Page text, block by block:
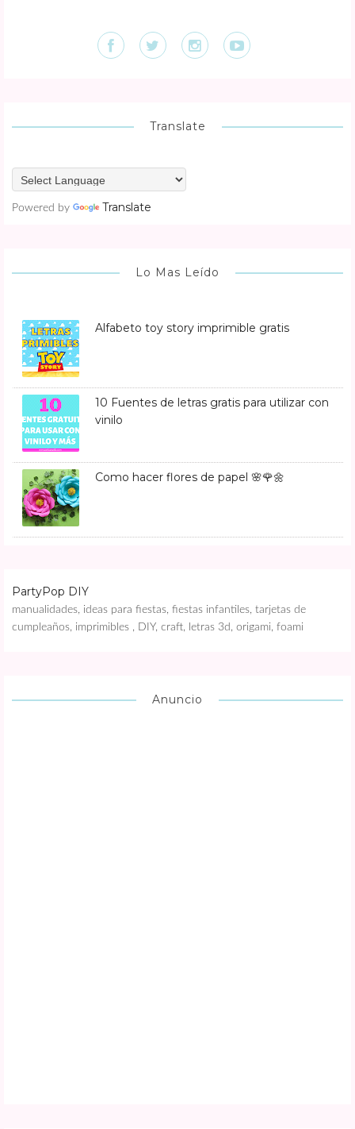
Translate
Powered by Translate
Lo Mas Leído
Alfabeto toy story imprimible gratis
10 Fuentes de letras gratis para utilizar con
vinilo
Como hacer flores de papel 🌸🌹🌼
PartyPop DIY
manualidades, ideas para fiestas, fiestas infantiles, tarjetas de
cumpleaños, imprimibles , DIY, craft, letras 3d, origami, foami
Anuncio